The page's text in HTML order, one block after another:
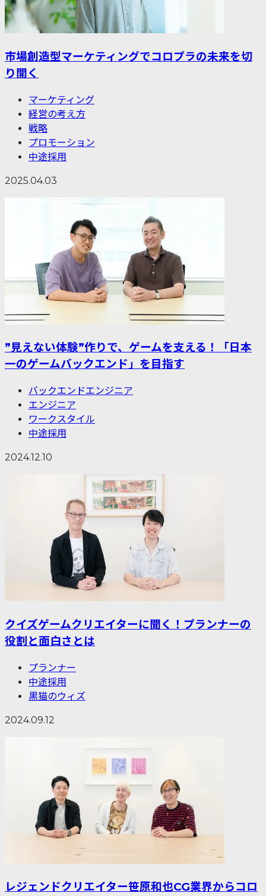
市場創造型マーケティングでコロプラの未来を切
り開く
マーケティング
経営の考え方
戦略
プロモーション
中途採用
2025.04.03
”見えない体験”作りで、ゲームを支える！「日本
一のゲームバックエンド」を目指す
バックエンドエンジニア
エンジニア
ワークスタイル
中途採用
2024.12.10
クイズゲームクリエイターに聞く！プランナーの
役割と面白さとは
プランナー
中途採用
黒猫のウィズ
2024.09.12
レジェンドクリエイター笹原和也CG業界からコロ